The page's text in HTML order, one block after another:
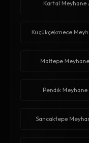
Kartal Meyhane
Küçükçekmece
Maltepe
Pendik
Sancaktepe